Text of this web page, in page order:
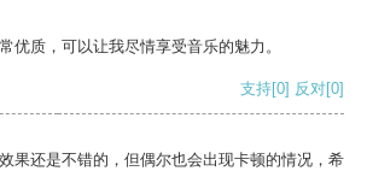
优质，可以让我尽情享受音乐的魅力。
支持[0] 反对[0]
果还是不错的，但偶尔也会出现卡顿的情况，希